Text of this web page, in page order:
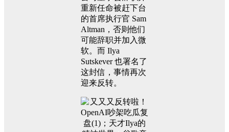
重新任命被赶下台
的首席执行官 Sam
Altman，否则他们
可能辞职并加入微
软。而 Ilya
Sutskever 也署名了
这封信，事情再次
迎来反转。